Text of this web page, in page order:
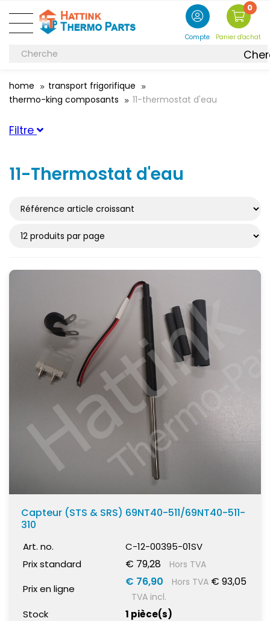
Compte
0
Panier d'achat
home
transport frigorifique
thermo-king composants
11-thermostat d'eau
Filtre
Thermostat(1)
Convient pour la marque
Carrier (1)
ThermoKing (1)
Convient pour le genre
T1000
T1000R(1)
T1000R Spectrum(1)
T1200R Spectrum(1)
T600
Montre plus
11-Thermostat d'eau
Capteur (STS & SRS) 69NT40-511/69NT40-511-
310
Art. no.
C-12-00395-01SV
Prix standard
€ 79,28 Hors TVA
Prix en ligne
€ 76,90 Hors TVA € 93,05
TVA incl.
Stock 1 pièce(s)